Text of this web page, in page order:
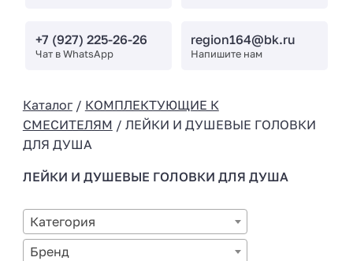
+7 (927) 225-26-26
Чат в WhatsApp
region164@bk.ru
Напишите нам
Каталог/ КОМПЛЕКТУЮЩИЕ К
СМЕСИТЕЛЯМ / ЛЕЙКИ И ДУШЕВЫЕ ГОЛОВКИ
ДЛЯ ДУША
ЛЕЙКИ И ДУШЕВЫЕ ГОЛОВКИ ДЛЯ ДУША
Категория
Бренд